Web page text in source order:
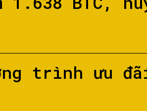
trình ưu